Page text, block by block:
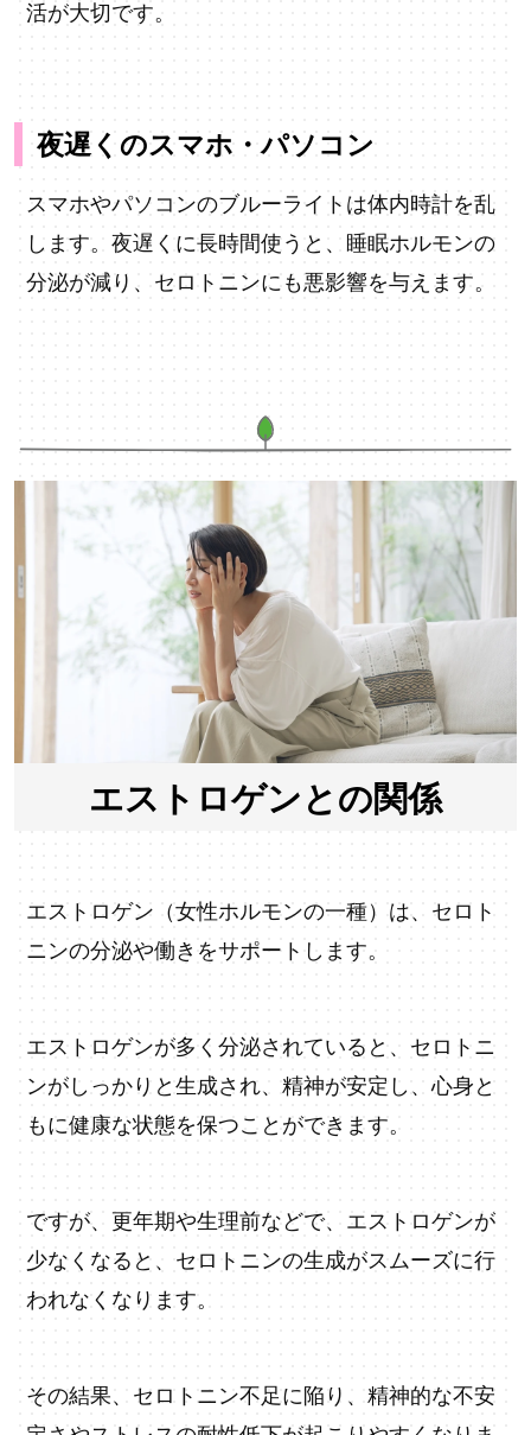
活が大切です。
夜遅くのスマホ・パソコン
スマホやパソコンのブルーライトは体内時計を乱
します。夜遅くに長時間使うと、睡眠ホルモンの
分泌が減り、セロトニンにも悪影響を与えます。
エストロゲンとの関係
エストロゲン（女性ホルモンの一種）は、セロト
ニンの分泌や働きをサポートします。
エストロゲンが多く分泌されていると、セロトニ
ンがしっかりと生成され、精神が安定し、心身と
もに健康な状態を保つことができます。
ですが、更年期や生理前などで、エストロゲンが
少なくなると、セロトニンの生成がスムーズに行
われなくなります。
その結果、セロトニン不足に陥り、精神的な不安